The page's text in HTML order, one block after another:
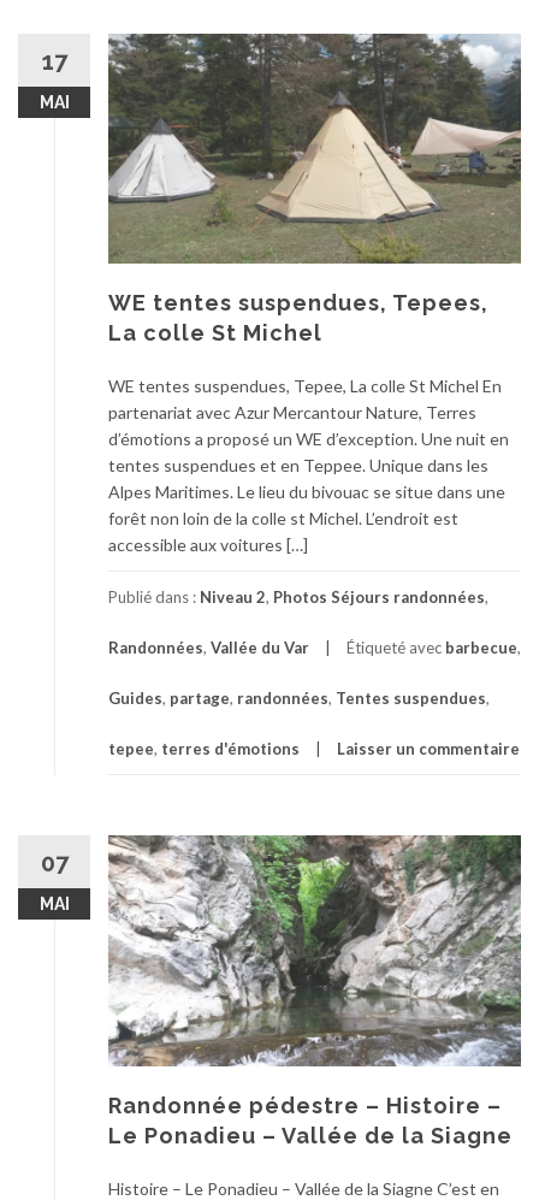
17
MAI
WE tentes suspendues, Tepees,
La colle St Michel
WE tentes suspendues, Tepee, La colle St Michel En
partenariat avec Azur Mercantour Nature, Terres
d’émotions a proposé un WE d’exception. Une nuit en
tentes suspendues et en Teppee. Unique dans les
Alpes Maritimes. Le lieu du bivouac se situe dans une
forêt non loin de la colle st Michel. L’endroit est
accessible aux voitures […]
Publié dans : Niveau 2, Photos Séjours randonnées,
Randonnées, Vallée du Var Étiqueté avec barbecue,
Guides, partage, randonnées, Tentes suspendues,
tepee, terres d'émotions Laisser un commentaire
07
MAI
Randonnée pédestre – Histoire –
Le Ponadieu – Vallée de la Siagne
Histoire – Le Ponadieu – Vallée de la Siagne C’est en